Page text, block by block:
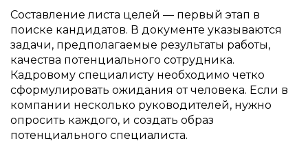
Составление листа целей — первый этап в
поиске кандидатов. В документе указываются
задачи, предполагаемые результаты работы,
качества потенциального сотрудника.
Кадровому специалисту необходимо четко
сформулировать ожидания от человека. Если в
компании несколько руководителей, нужно
опросить каждого, и создать образ
потенциального специалиста.